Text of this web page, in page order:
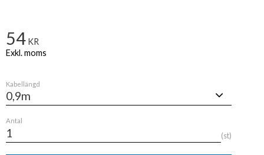
54 KR
Kabellängd
Antal
st